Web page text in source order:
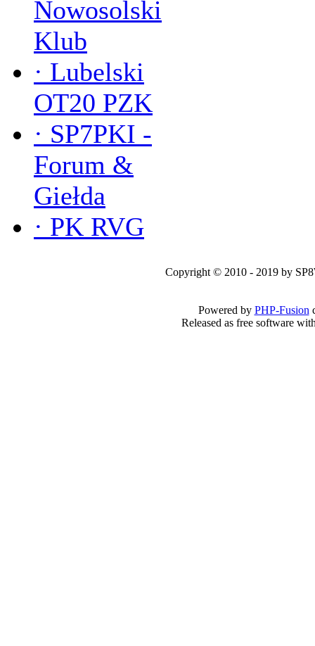
Nowosolski
Klub
· Lubelski
OT20 PZK
· SP7PKI -
Forum &
Giełda
· PK RVG
Copyright © 2010 - 2019 by
Powered by PHP-Fusion
Released as free software